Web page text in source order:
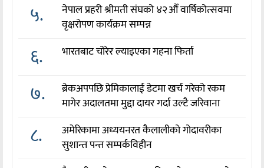
५.
नेपाल प्रहरी श्रीमती संघको ४२औँ वार्षिकोत्सवमा
वृक्षरोपण कार्यक्रम सम्पन्न
६. भारतबाट चोरेर ल्याइएका गहना फिर्ता
७.
ब्रेकअपपछि प्रेमिकालाई डेटमा खर्च गरेको रकम
मागेर अदालतमा मुद्दा दायर गर्दा उल्टै जरिवाना
८.
अमेरिकामा अध्ययनरत कैलालीको गोदावरीका
सुशान्त पन्त सम्पर्कविहीन